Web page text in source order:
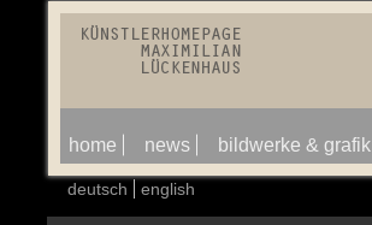
home news bildwerke & grafik
deutsch english